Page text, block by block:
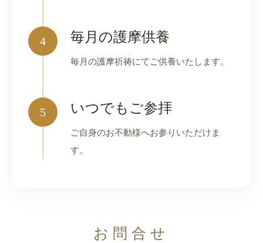
4 毎月の護摩供養
毎月の護摩祈祷にてご供養いたします。
5 いつでもご参拝
ご自身のお不動様へお参りいただけま
す。
お問合せ